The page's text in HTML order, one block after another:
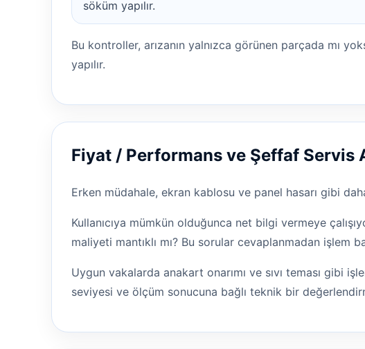
söküm yapılır.
Bu kontroller, arızanın yalnızca görünen parçada mı
yapılır.
Fiyat / Performans ve Şeffaf Servis
Erken müdahale, ekran kablosu ve panel hasarı gibi
Kullanıcıya mümkün olduğunca net bilgi vermeye
maliyeti mantıklı mı? Bu sorular cevaplanmadan işlem
Uygun vakalarda anakart onarımı ve sıvı teması gibi
seviyesi ve ölçüm sonucuna bağlı teknik bir